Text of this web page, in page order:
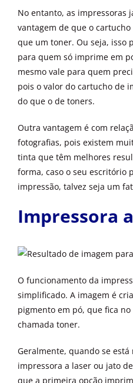
No entanto, as impressoras
vantagem de que o
que um toner. Ou seja, isso
para quem só imprime em
mesmo vale para quem
pois o valor do cartucho de
do que o de toners.
Outra vantagem é com
fotografias, pois existem
tinta que têm melhores
forma, caso o seu escritório
impressão, talvez seja um
Impressora
O funcionamento da
simplificado. A imagem é
pigmento em pó, que fica
chamada toner.
Geralmente, quando se
impressora a laser ou jato
que a primeira opção